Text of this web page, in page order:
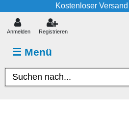
Kostenloser
☰ Menü
Anmelden Registrieren